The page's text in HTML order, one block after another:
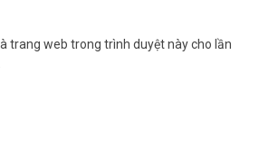
trang web trong trình duyệt này cho lần